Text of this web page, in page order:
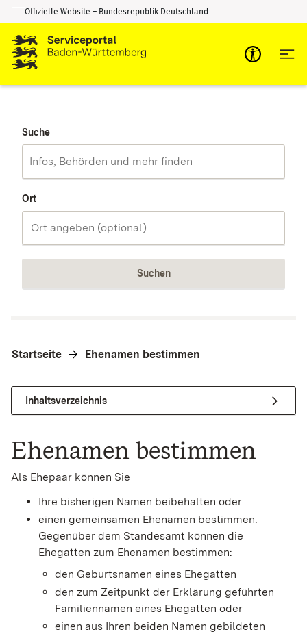
Zum Inhalt springen
Zur Suche springen
Offizielle Website – Bundesrepublik Deutschland
Suche
Ort
Suchen
Startseite Ehenamen bestimmen
Inhaltsverzeichnis
Ehenamen bestimmen
Als Ehepaar können Sie
Ihre bisherigen Namen beibehalten oder
einen gemeinsamen Ehenamen bestimmen.
Gegenüber dem Standesamt können die
Ehegatten zum Ehenamen bestimmen:
den Geburtsnamen eines Ehegatten
den zum Zeitpunkt der Erklärung geführten
Familiennamen eines Ehegatten oder
einen aus Ihren beiden Namen gebildeten